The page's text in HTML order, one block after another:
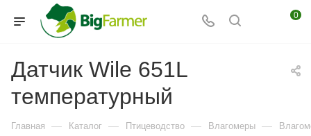
0
Датчик Wile 651L
температурный
Главная — Каталог — Птицеводство — Влагомеры —